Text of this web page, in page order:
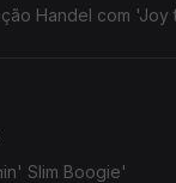
Handel com 'Joy
Slim Boogie'